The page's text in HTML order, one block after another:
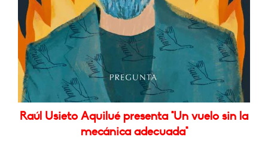
Raúl Usieto Aquilué presenta "Un vuelo sin la
mecánica adecuada"